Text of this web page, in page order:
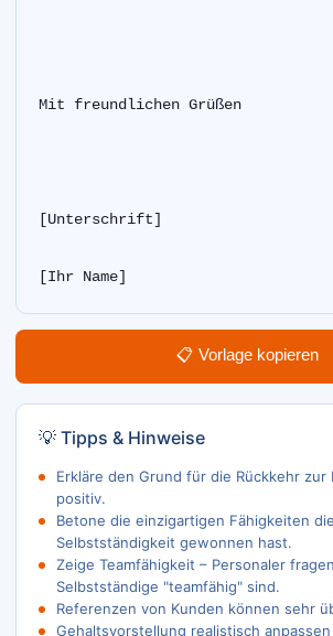
Mit freundlichen Grüßen
[Unterschrift]
[Ihr Name]
📋 Vorlage kopieren
💡 Tipps & Hinweise
Erkläre den Grund für die Rückkehr zur
positiv.
Betone die einzigartigen Fähigkeiten
Selbstständigkeit gewonnen hast.
Zeige Teamfähigkeit – Personaler
Selbstständige "teamfähig" sind.
Referenzen von Kunden können sehr
Gehaltsvorstellung realistisch